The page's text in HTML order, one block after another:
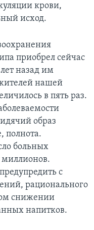
крови,
исход.
приобрел сейчас
назад им
нашей
в пять раз.
образ
полнота.
больных
миллионов.
с
рационального
снижении
напитков.